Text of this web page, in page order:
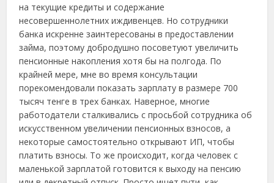
на текущие кредиты и содержание
несовершеннолетних иждивенцев. Но сотрудники
банка искренне заинтересованы в предоставлении
займа, поэтому добродушно посоветуют увеличить
пенсионные накопления хотя бы на полгода. По
крайней мере, мне во время консультации
порекомендовали показать зарплату в размере 700
тысяч тенге в трех банках. Наверное, многие
работодатели сталкивались с просьбой сотрудника об
искусственном увеличении пенсионных взносов, а
некоторые самостоятельно открывают ИП, чтобы
платить взносы. То же происходит, когда человек с
маленькой зарплатой готовится к выходу на пенсию